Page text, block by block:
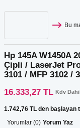
Bu
Hp 145A W1450A
Çipli / LaserJet
3101 / MFP 3102 /
16.333,27 TL Kdv
1.742,76 TL den başlayan
Yorumlar (0) Yorum Yaz